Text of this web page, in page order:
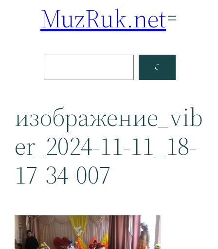
MuzRuk.net
Facebook
изображение_vib
er_2024-11-11_18-
17-34-007